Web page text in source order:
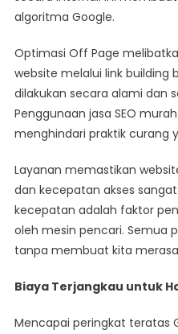
algoritma Google.
Optimasi Off Page
website melalui link building
dilakukan secara alami dan
Penggunaan jasa SEO
menghindari praktik curang
Layanan memastikan
dan kecepatan akses
kecepatan adalah faktor
oleh mesin pencari. Semua
tanpa membuat kita
Biaya Terjangkau untuk
Mencapai peringkat teratas